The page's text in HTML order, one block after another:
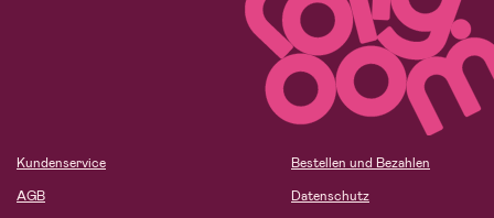
Kundenservice
AGB
Bestellen und Bezahlen
Datenschutz